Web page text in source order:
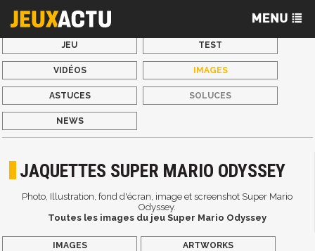
JEU TEST
VIDÉOS IMAGES
ASTUCES SOLUCES
NEWS
JAQUETTES SUPER MARIO ODYSSEY
Photo, Illustration, fond d'écran, image et screenshot Super Mario
Odyssey.
Toutes les images du jeu Super Mario Odyssey
IMAGES ARTWORKS